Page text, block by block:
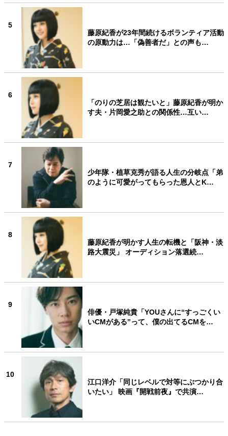
5
藤原紀香が23年間続けるボランティア活動
の原動力は…「偽善者だ」との声も…
6
「のりの芝居は観たいと」藤原紀香が明か
す夫・片岡愛之助との関係性…互い…
7
少年隊・植草克秀が語る人生の分岐点「弟
のように可愛がってもらった恩人とK…
8
藤原紀香が明かす人生の転機と「阪神・淡
路大震災」 オーディション落選続…
9
俳優・戸塚純貴「YOUさんに“すっごくい
いCMがある”って、僕の出てるCMを…
10
江口洋介「同じレベルで対等にぶつかり合
いたい」 映画『開戦前夜』で共演…